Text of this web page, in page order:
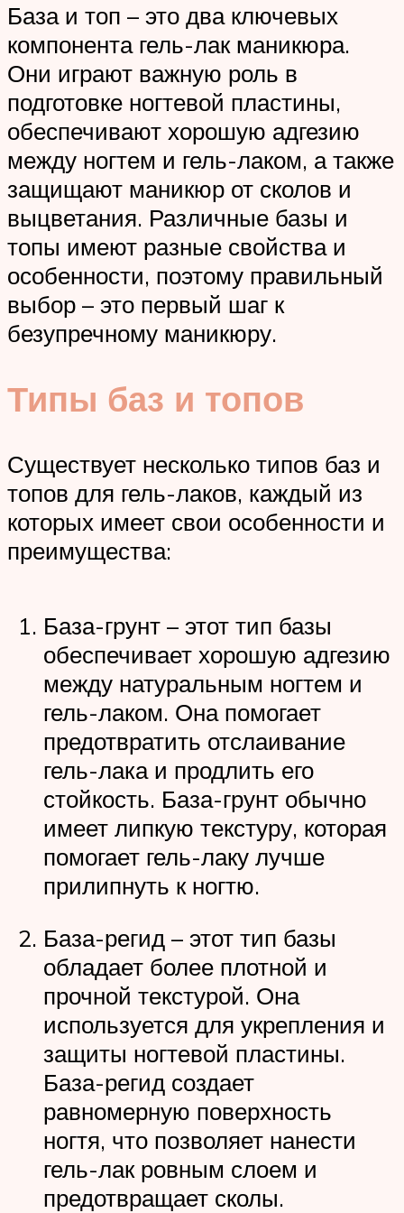
База и топ – это два ключевых
компонента гель-лак маникюра.
Они играют важную роль в
подготовке ногтевой пластины,
обеспечивают хорошую адгезию
между ногтем и гель-лаком, а также
защищают маникюр от сколов и
выцветания. Различные базы и
топы имеют разные свойства и
особенности, поэтому правильный
выбор – это первый шаг к
безупречному маникюру.
Типы баз и топов
Существует несколько типов баз и
топов для гель-лаков, каждый из
которых имеет свои особенности и
преимущества:
База-грунт – этот тип базы
обеспечивает хорошую адгезию
между натуральным ногтем и
гель-лаком. Она помогает
предотвратить отслаивание
гель-лака и продлить его
стойкость. База-грунт обычно
имеет липкую текстуру, которая
помогает гель-лаку лучше
прилипнуть к ногтю.
База-регид – этот тип базы
обладает более плотной и
прочной текстурой. Она
используется для укрепления и
защиты ногтевой пластины.
База-регид создает
равномерную поверхность
ногтя, что позволяет нанести
гель-лак ровным слоем и
предотвращает сколы.